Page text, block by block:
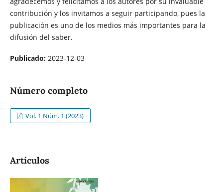
contribución y los invitamos a seguir participando, pues la
publicación es uno de los medios más importantes para la
difusión del saber.
Publicado: 2023-12-03
Número completo
Vol. 1 Núm. 1 (2023)
Artículos